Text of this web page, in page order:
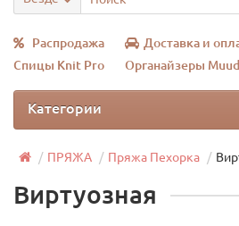
Распродажа Доставка и
Спицы Knit Pro
Органайзеры Muud
Категории
ПРЯЖА Пряжа Пехорка
Виртуозная